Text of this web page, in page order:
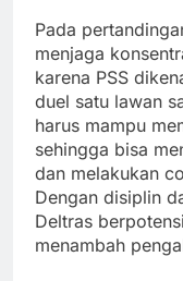
Pada
menjaga
karena PSS
duel satu lawan
harus mampu
sehingga bisa
dan melakukan
Dengan disiplin
Deltras
menambah